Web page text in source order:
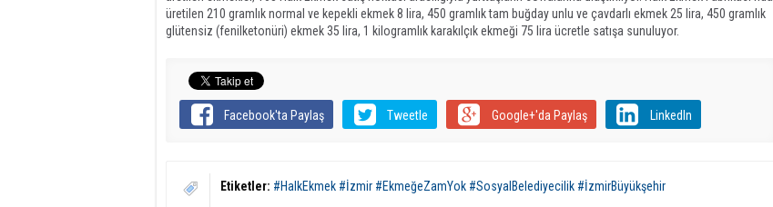
üretilen 210 gramlık normal ve kepekli ekmek 8 lira, 450 gramlık tam buğday unlu ve çavdarlı ekmek 25 lira, 450 gramlık
glütensiz (fenilketonüri) ekmek 35 lira, 1 kilogramlık karakılçık ekmeği 75 lira ücretle satışa sunuluyor.
Facebook'ta Paylaş Tweetle Google+'da Paylaş LinkedIn
Etiketler: #HalkEkmek #İzmir #EkmeğeZamYok #SosyalBelediyecilik #İzmirBüyükşehir